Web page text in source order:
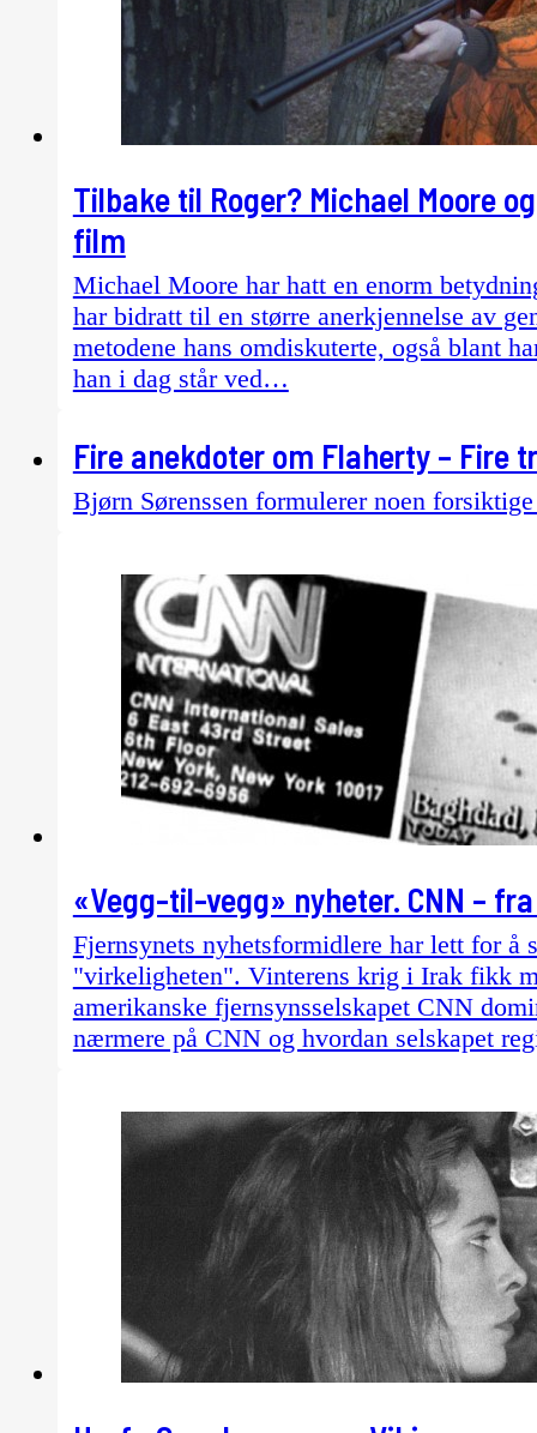
Tilbake til Roger? Michael Moore
film
Michael Moore har hatt en enorm
har bidratt til en større anerkjennelse av
metodene hans omdiskuterte, også blant
han i dag står ved…
Fire anekdoter om Flaherty – Fire
Bjørn Sørenssen formulerer noen
«Vegg-til-vegg» nyheter. CNN –
Fjernsynets nyhetsformidlere har lett for å
"virkeligheten". Vinterens krig i Irak fikk
amerikanske fjernsynsselskapet CNN
nærmere på CNN og hvordan selskapet